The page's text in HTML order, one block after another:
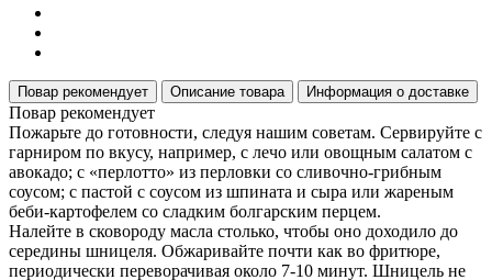
Повар рекомендует Описание товара Информация о доставке
Повар рекомендует
Пожарьте до готовности, следуя нашим советам. Сервируйте с
гарниром по вкусу, например, с лечо или овощным салатом с
авокадо; с «перлотто» из перловки со сливочно-грибным
соусом; с пастой с соусом из шпината и сыра или жареным
беби-картофелем со сладким болгарским перцем.
Налейте в сковороду масла столько, чтобы оно доходило до
середины шницеля. Обжаривайте почти как во фритюре,
периодически переворачивая около 7-10 минут. Шницель не